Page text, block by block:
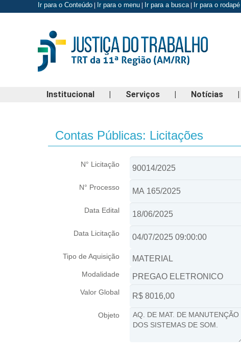
Ir para o Conteúdo Ir para o menu Ir para a busca| Ir para o rodapé
Institucional | Serviços | Notícias |
Contas Públicas: Licitações
N° Licitação
N° Processo
Data Edital
Data Licitação
Tipo de Aquisição
Modalidade
Valor Global
Objeto